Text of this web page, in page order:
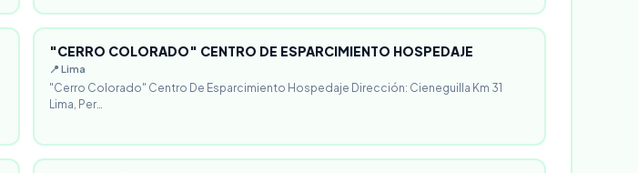
"CERRO COLORADO" CENTRO DE ESPARCIMIENTO HOSPEDAJE
📍 Lima
"Cerro Colorado" Centro De Esparcimiento Hospedaje Dirección: Cieneguilla Km 31
Lima, Per…